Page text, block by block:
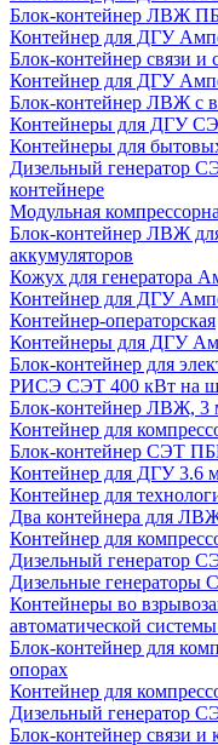
Блок-контейнер ЛВЖ
Контейнер для ДГУ
Блок-контейнер связи и
Контейнер для ДГУ
Блок-контейнер ЛВЖ с
Контейнеры для ДГУ
Контейнеры для
Дизельный генератор
контейнере
Модульная
Блок-контейнер ЛВЖ
аккумуляторов
Кожух для генератора
Контейнер для ДГУ
Контейнер-операторская
Контейнеры для ДГУ
Блок-контейнер для
РИСЭ СЭТ 400 кВт на
Блок-контейнер ЛВЖ, 3
Контейнер для
Блок-контейнер СЭТ
Контейнер для ДГУ 3.6
Контейнер для
Два контейнера для
Контейнер для
Дизельный генератор
Дизельные генераторы
Контейнеры во
автоматической
Блок-контейнер для
опорах
Контейнер для
Дизельный генератор
Блок-контейнер связи